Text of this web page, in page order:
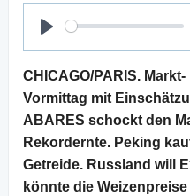
Play
CHICAGO/PARIS.
Vormittag mit
ABARES schockt den
Rekordernte. Peking
Getreide. Russland will
könnte die